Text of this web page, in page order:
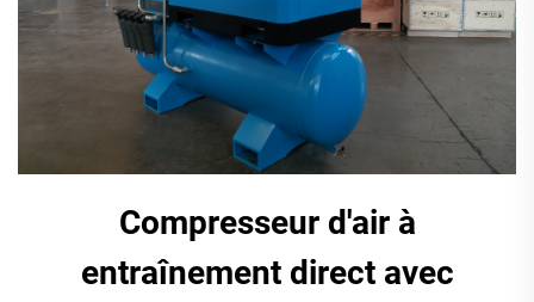
Compresseur d'air à
entraînement direct avec